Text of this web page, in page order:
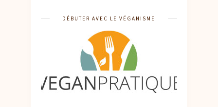
DÉBUTER AVEC LE VÉGANISME